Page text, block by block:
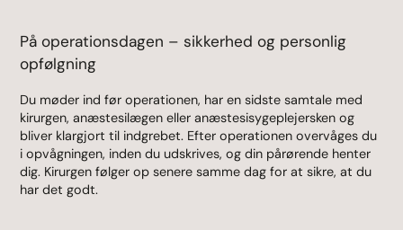
På operationsdagen – sikkerhed og personlig
opfølgning
Du møder ind før operationen, har en sidste samtale med
kirurgen, anæstesilægen eller anæstesisygeplejersken og
bliver klargjort til indgrebet. Efter operationen overvåges du
i opvågningen, inden du udskrives, og din pårørende henter
dig. Kirurgen følger op senere samme dag for at sikre, at du
har det godt.